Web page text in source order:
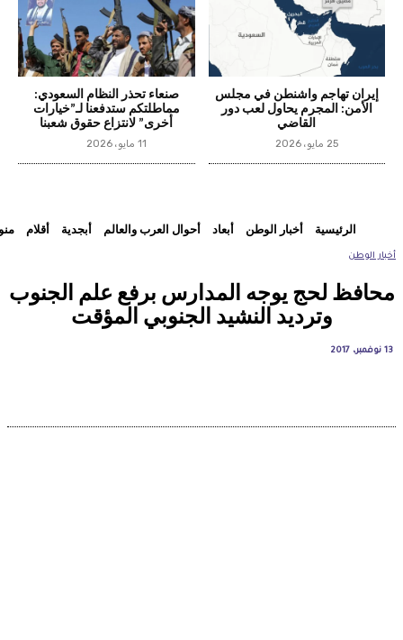
إيران تهاجم واشنطن في مجلس
الأمن: المجرم يحاول لعب دور
القاضي
25 مايو، 2026
صنعاء تحذر النظام السعودي:
مماطلتكم ستدفعنا لـ”خيارات
أخرى” لانتزاع حقوق شعبنا
11 مايو، 2026